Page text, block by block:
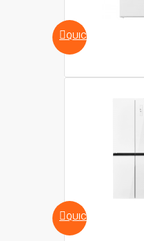
QUICKVIEW
QUICKVIEW